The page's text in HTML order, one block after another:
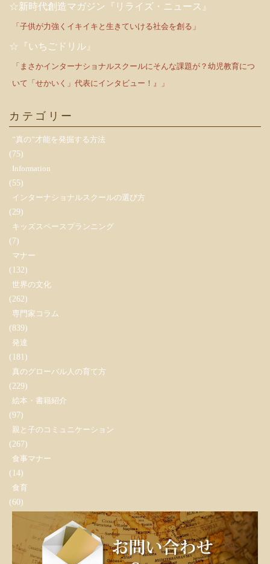
☆新時代創造マガジン『リライズ・ニュース』
「子供が力強くイキイキと生きていける社会を創る」
☆『いちごドリル』
「まさかインターナショナルスクールにそんな課題が？幼児教育につ
いて「せかいく」代表にインタビュー！』」
カテゴリー
”真の”才能を発掘する方法
(75)
Information
(55)
インターナショナルスクールの選び方
(29)
キッズスペースプランニング
(7)
マナー
(132)
世界の文化
(262)
専門家コラム
(839)
発達
(181)
真のグローバル人の育て方
(229)
絵本・書籍紹介
(97)
親と子のコミュニケーション
(267)
食事マナー
(14)
食育
(60)